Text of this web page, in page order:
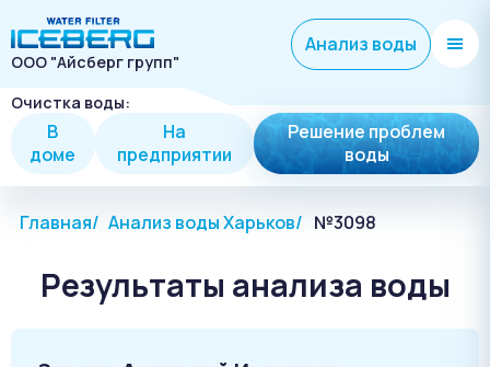
ООО "Айсберг групп"
Анализ воды
Очистка воды:
В
доме
На
предприятии
Решение проблем
воды
Главная Анализ воды Харьков №3098
Результаты анализа воды